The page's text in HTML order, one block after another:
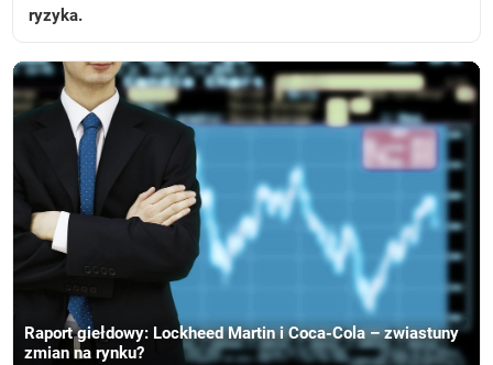
ryzyka.
Raport giełdowy: Lockheed Martin i Coca-Cola – zwiastuny
zmian na rynku?